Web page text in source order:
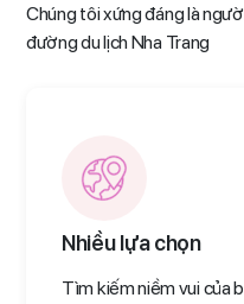
Chúng tôi xứng đáng là
đường du lịch Nha Trang
Nhiều lựa chọn
Tìm kiếm niềm vui của